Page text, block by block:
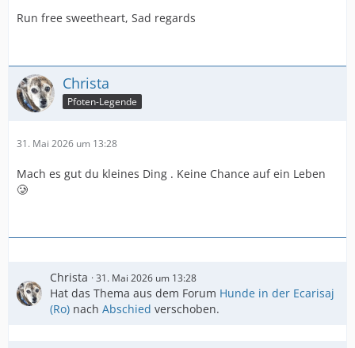
Run free sweetheart, Sad regards
Christa
Pfoten-Legende
31. Mai 2026 um 13:28
Mach es gut du kleines Ding . Keine Chance auf ein Leben
🥲
Christa 31. Mai 2026 um 13:28
Hat das Thema aus dem Forum Hunde in der Ecarisaj
(Ro) nach Abschied verschoben.